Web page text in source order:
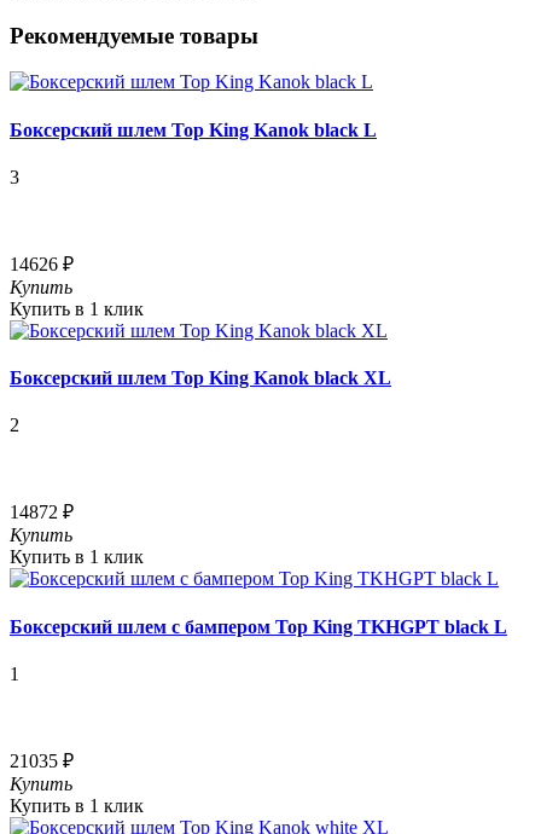
Рекомендуемые товары
Боксерский шлем Top King Kanok black L
3
14626 ₽
Купить
Купить в 1 клик
Боксерский шлем Top King Kanok black XL
2
14872 ₽
Купить
Купить в 1 клик
Боксерский шлем с бампером Top King TKHGPT black L
1
21035 ₽
Купить
Купить в 1 клик